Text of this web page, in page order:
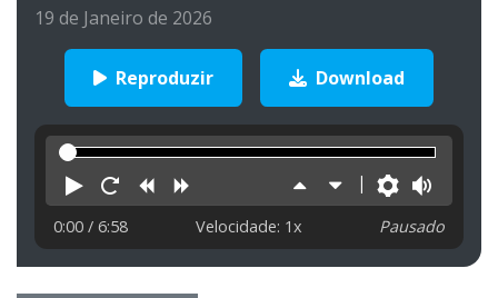
19 de Janeiro de 2026
Reproduzir Download
Reproduzir
ReiniciarRetroceder
Aumentar
velocidade
Diminuir
velocidade
0:00 / 6:58 Velocidade: 1x Pausado